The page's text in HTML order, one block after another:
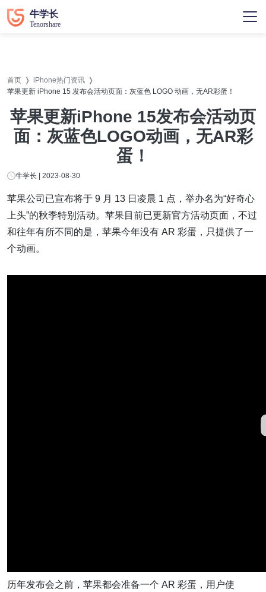
首页
iPhone热门资讯
苹果更新 iPhone 15 发布会活动页面：灰蓝色 LOGO 动画，无AR彩蛋！
苹果更新iPhone 15发布会活动页
面：灰蓝色LOGO动画，无AR彩
蛋！
牛学长 | 2023-08-30
苹果公司已宣布将于 9 月 13 日凌晨 1 点，举办名为“好奇心
上头”的秋季特别活动。苹果目前已更新官方活动页面，不过
和往年有所不同的是，苹果今年没有 AR 彩蛋，只提供了一
个动画。
历年发布会之前，苹果都会准备一个 AR 彩蛋，用户使